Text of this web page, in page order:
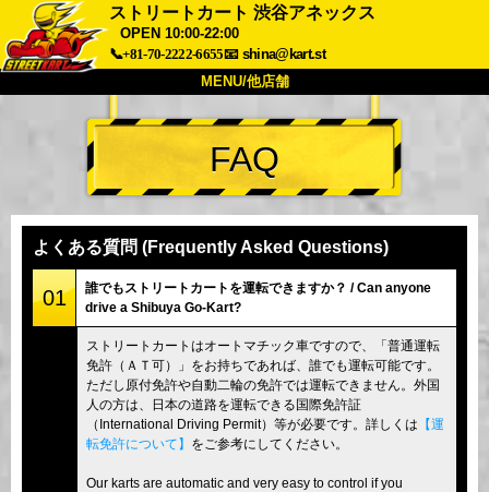
ストリートカート 渋谷アネックス
OPEN 10:00-22:00
📞+81-70-2222-6655📧 shina@kart.st
MENU/他店舗
概要 車両 価格
アクセス 評価
他店舗
東京 品川 東京 秋葉原 #1
東京 秋葉原 #2 東京 渋谷
東京 渋谷アネックス 東京ベイ
東京 浅草 大阪
沖縄
FAQ
よくある質問 (Frequently Asked Questions)
01
誰でもストリートカートを運転できますか？ / Can anyone
drive a Shibuya Go-Kart?
ストリートカートはオートマチック車ですので、「普通運転
免許（ＡＴ可）」をお持ちであれば、誰でも運転可能です。
ただし原付免許や自動二輪の免許では運転できません。外国
人の方は、日本の道路を運転できる国際免許証
（International Driving Permit）等が必要です。詳しくは 【運
転免許について】 をご参考にしてください。
Our karts are automatic and very easy to control if you